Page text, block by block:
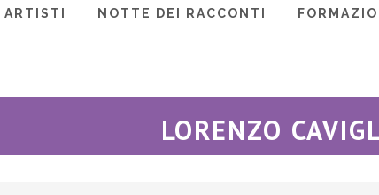
ARTISTI NOTTE DEI RACCONTI
LORENZO